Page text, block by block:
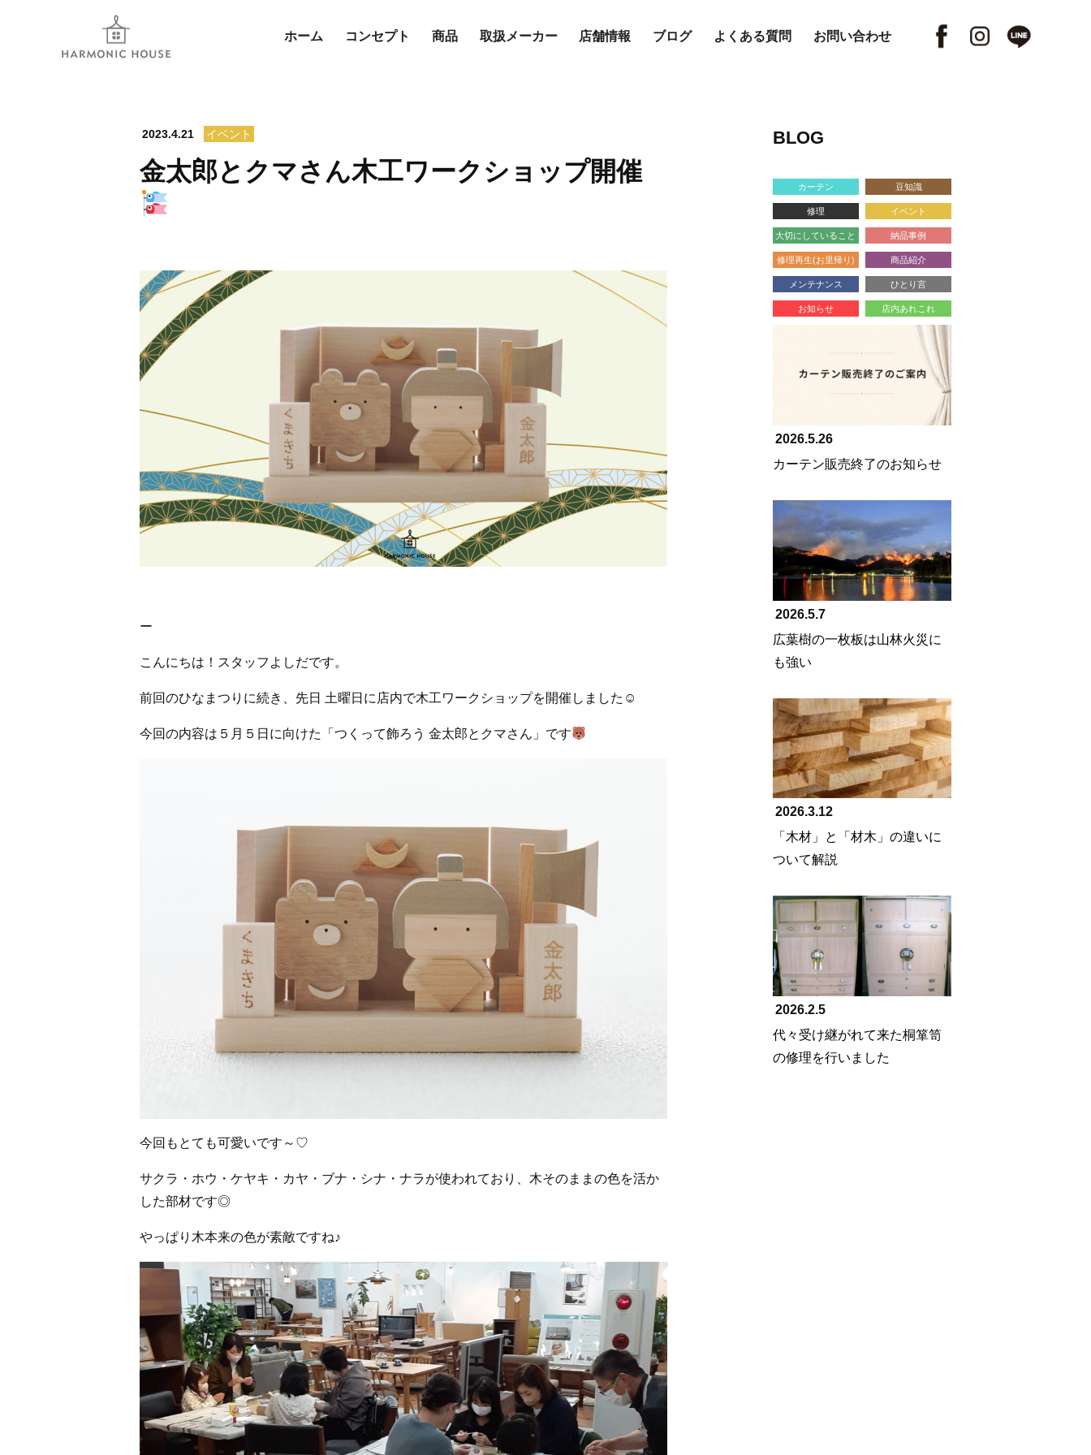
ホーム コンセプト 商品 取扱メーカー 店舗情報 ブログ よくある質問 お問い合わせ
2023.4.21 イベント
金太郎とクマさん木工ワークショップ開催
ー
こんにちは！スタッフよしだです。
前回のひなまつりに続き、先日 土曜日に店内で木工ワークショップを開催しました☺
今回の内容は５月５日に向けた「つくって飾ろう 金太郎とクマさん」です
今回もとても可愛いです～♡
サクラ・ホウ・ケヤキ・カヤ・ブナ・シナ・ナラが使われており、木そのままの色を活か
した部材です◎
やっぱり木本来の色が素敵ですね♪
BLOG
カーテン 豆知識
修理 イベント
大切にしていること 納品事例
修理再生(お里帰り) 商品紹介
メンテナンス ひとり言
お知らせ 店内あれこれ
2026.5.26
カーテン販売終了のお知らせ
2026.5.7
広葉樹の一枚板は山林火災に
も強い
2026.3.12
「木材」と「材木」の違いに
ついて解説
2026.2.5
代々受け継がれて来た桐箪笥
の修理を行いました